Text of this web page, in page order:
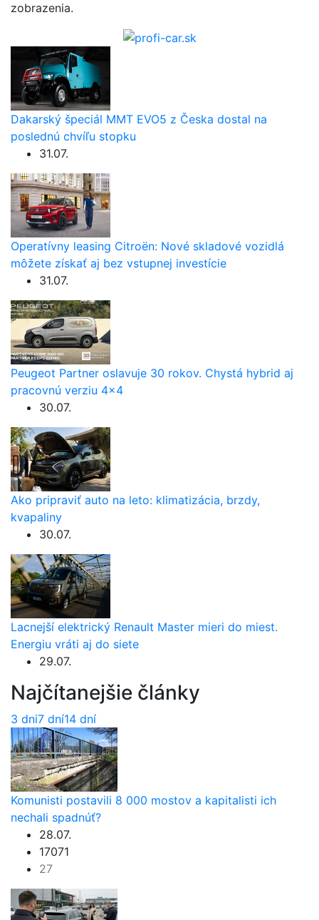
zobrazenia.
Dakarský špeciál MMT EVO5 z Česka dostal na
poslednú chvíľu stopku
31.07.
Operatívny leasing Citroën: Nové skladové vozidlá
môžete získať aj bez vstupnej investície
31.07.
Peugeot Partner oslavuje 30 rokov. Chystá hybrid aj
pracovnú verziu 4×4
30.07.
Ako pripraviť auto na leto: klimatizácia, brzdy,
kvapaliny
30.07.
Lacnejší elektrický Renault Master mieri do miest.
Energiu vráti aj do siete
29.07.
Najčítanejšie články
3 dni7 dní14 dní
Komunisti postavili 8 000 mostov a kapitalisti ich
nechali spadnúť?
28.07.
17071
27